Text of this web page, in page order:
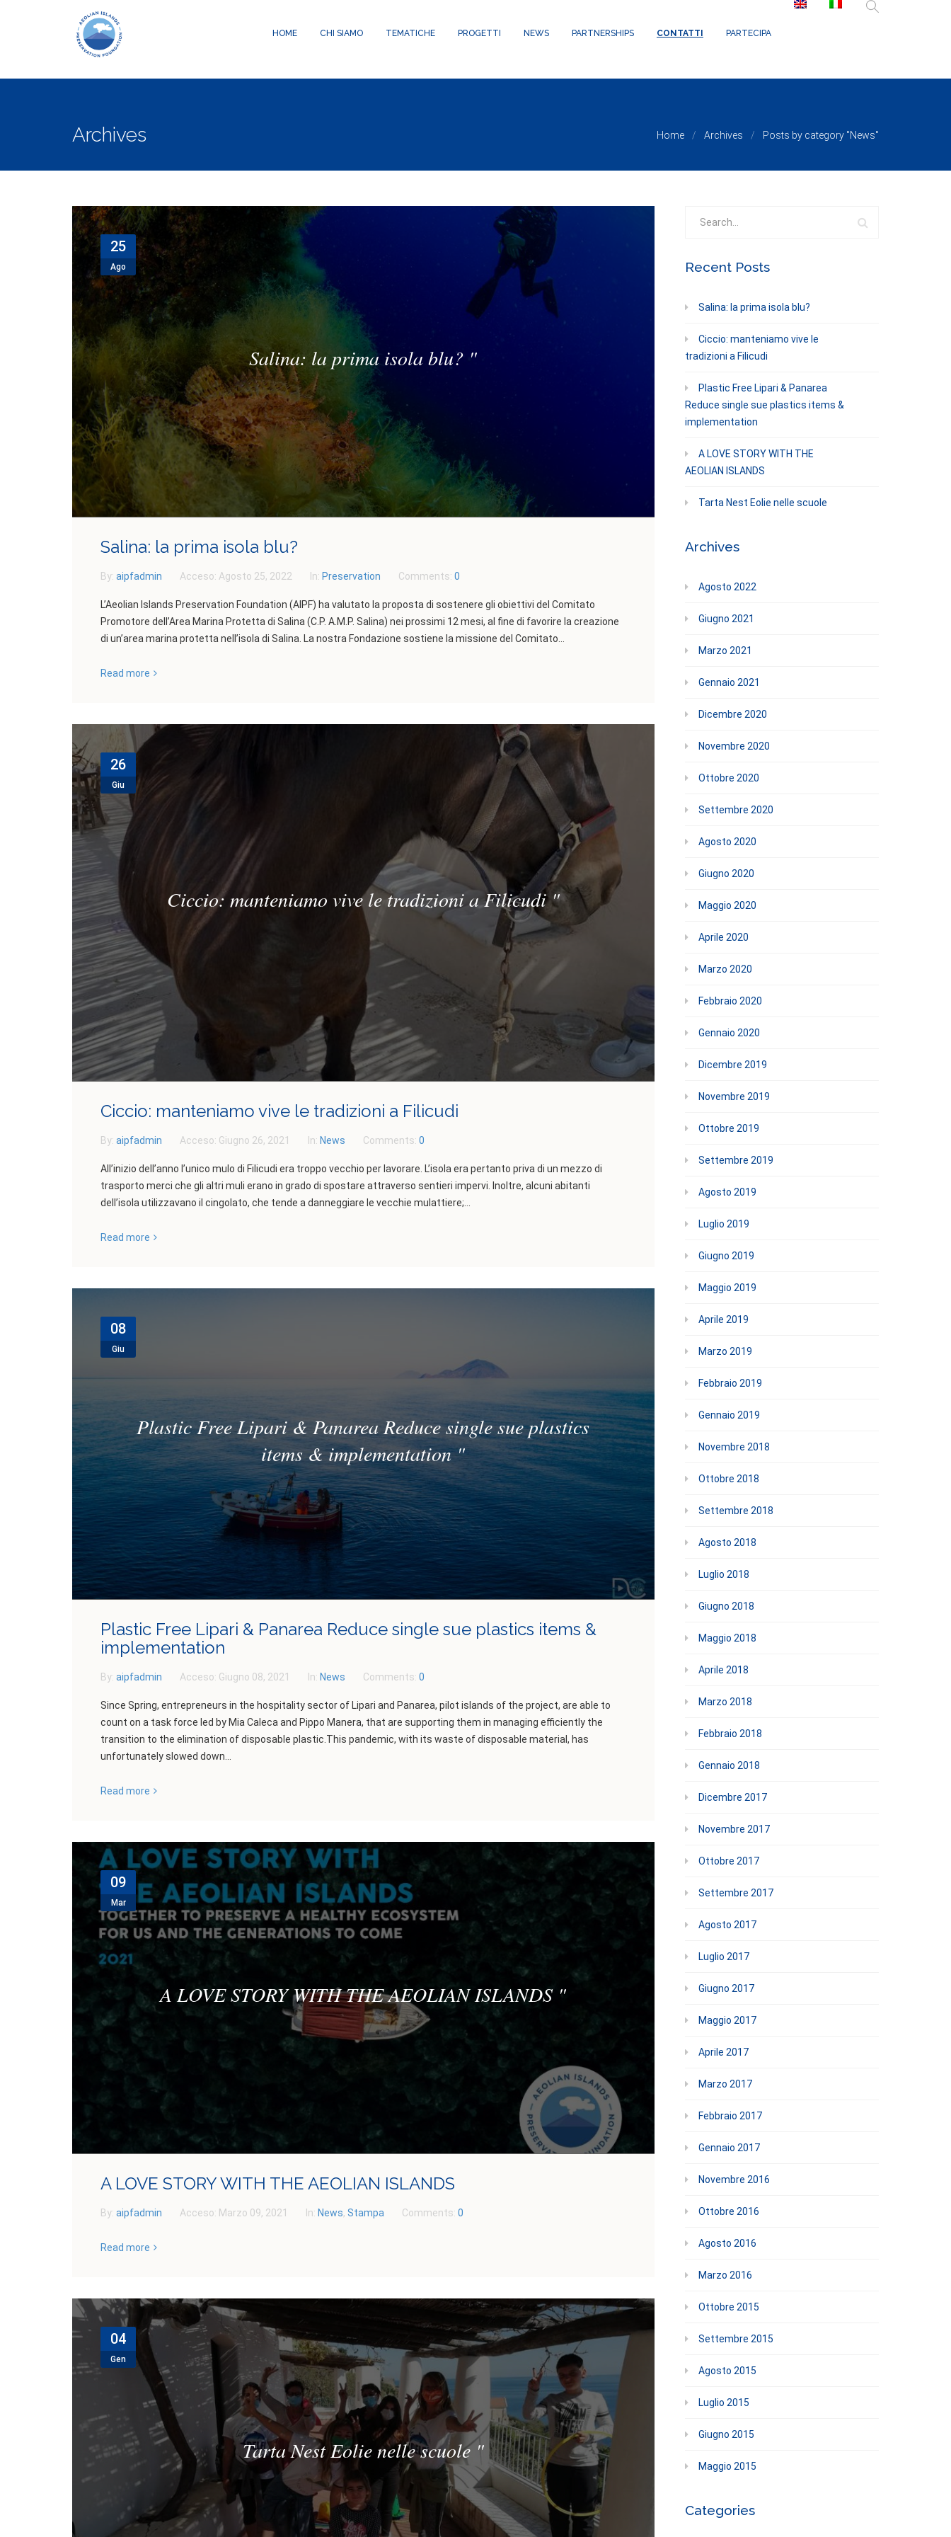
: Creating default object from empty value in
HOME CHI SIAMO TEMATICHE PROGETTI NEWS PARTNERSHIPS CONTATTI PARTECIPA
Archives Home Archives Posts by category "News"
25
Ago
Salina: la prima isola blu? "
Salina: la prima isola blu?
By: aipfadmin Acceso: Agosto 25, 2022 In: Preservation Comments: 0
L’Aeolian Islands Preservation Foundation (AIPF) ha valutato la proposta di sostenere gli obiettivi del Comitato
Promotore dell’Area Marina Protetta di Salina (C.P. A.M.P. Salina) nei prossimi 12 mesi, al fine di favorire la creazione
di un’area marina protetta nell’isola di Salina. La nostra Fondazione sostiene la missione del Comitato...
Read more
26
Giu
Ciccio: manteniamo vive le tradizioni a Filicudi"
Ciccio: manteniamo vive le tradizioni a Filicudi
By: aipfadmin Acceso: Giugno 26, 2021 In: News Comments: 0
All’inizio dell’anno l’unico mulo di Filicudi era troppo vecchio per lavorare. L’isola era pertanto priva di un mezzo di
trasporto merci che gli altri muli erano in grado di spostare attraverso sentieri impervi. Inoltre, alcuni abitanti
dell’isola utilizzavano il cingolato, che tende a danneggiare le vecchie mulattiere;...
Read more
08
Giu
Plastic Free Lipari & Panarea Reduce single sue plastics
items & implementation"
Plastic Free Lipari & Panarea Reduce single sue plastics items &
implementation
By: aipfadmin Acceso: Giugno 08, 2021 In: News Comments: 0
Since Spring, entrepreneurs in the hospitality sector of Lipari and Panarea, pilot islands of the project, are able to
count on a task force led by Mia Caleca and Pippo Manera, that are supporting them in managing efficiently the
transition to the elimination of disposable plastic.This pandemic, with its waste of disposable material, has
unfortunately slowed down...
Read more
09
Mar
A LOVE STORY WITH THE AEOLIAN ISLANDS "
A LOVE STORY WITH THE AEOLIAN ISLANDS
By: aipfadmin Acceso: Marzo 09, 2021 In: News, Stampa Comments: 0
Read more
04
Gen
Tarta Nest Eolie nelle scuole"
Recent Posts
Salina: la prima isola blu?
Ciccio: manteniamo vive le
tradizioni a Filicudi
Plastic Free Lipari & Panarea
Reduce single sue plastics items &
implementation
A LOVE STORY WITH THE
AEOLIAN ISLANDS
Tarta Nest Eolie nelle scuole
Archives
Agosto 2022
Giugno 2021
Marzo 2021
Gennaio 2021
Dicembre 2020
Novembre 2020
Ottobre 2020
Settembre 2020
Agosto 2020
Giugno 2020
Maggio 2020
Aprile 2020
Marzo 2020
Febbraio 2020
Gennaio 2020
Dicembre 2019
Novembre 2019
Ottobre 2019
Settembre 2019
Agosto 2019
Luglio 2019
Giugno 2019
Maggio 2019
Aprile 2019
Marzo 2019
Febbraio 2019
Gennaio 2019
Novembre 2018
Ottobre 2018
Settembre 2018
Agosto 2018
Luglio 2018
Giugno 2018
Maggio 2018
Aprile 2018
Marzo 2018
Febbraio 2018
Gennaio 2018
Dicembre 2017
Novembre 2017
Ottobre 2017
Settembre 2017
Agosto 2017
Luglio 2017
Giugno 2017
Maggio 2017
Aprile 2017
Marzo 2017
Febbraio 2017
Gennaio 2017
Novembre 2016
Ottobre 2016
Agosto 2016
Marzo 2016
Ottobre 2015
Settembre 2015
Agosto 2015
Luglio 2015
Giugno 2015
Maggio 2015
Categories